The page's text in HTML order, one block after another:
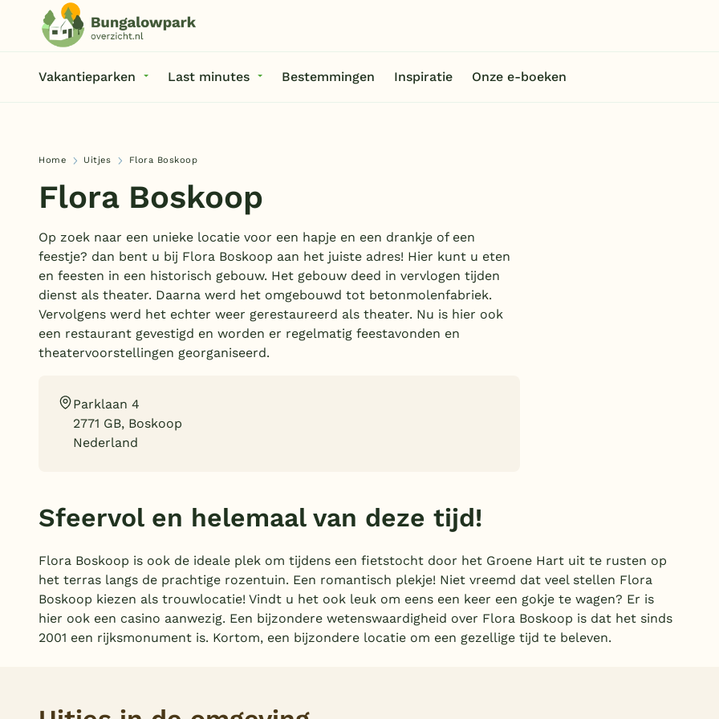
Vakantieparken Last minutes Bestemmingen Inspiratie Onze e-boeken
Home Uitjes Flora Boskoop
Flora Boskoop
Op zoek naar een unieke locatie voor een hapje en een drankje of een
feestje? dan bent u bij Flora Boskoop aan het juiste adres! Hier kunt u eten
en feesten in een historisch gebouw. Het gebouw deed in vervlogen tijden
dienst als theater. Daarna werd het omgebouwd tot betonmolenfabriek.
Vervolgens werd het echter weer gerestaureerd als theater. Nu is hier ook
een restaurant gevestigd en worden er regelmatig feestavonden en
theatervoorstellingen georganiseerd.
Parklaan 4
2771 GB, Boskoop
Nederland
Sfeervol en helemaal van deze tijd!
Flora Boskoop is ook de ideale plek om tijdens een fietstocht door het Groene Hart uit te rusten op
het terras langs de prachtige rozentuin. Een romantisch plekje! Niet vreemd dat veel stellen Flora
Boskoop kiezen als trouwlocatie! Vindt u het ook leuk om eens een keer een gokje te wagen? Er is
hier ook een casino aanwezig. Een bijzondere wetenswaardigheid over Flora Boskoop is dat het sinds
2001 een rijksmonument is. Kortom, een bijzondere locatie om een gezellige tijd te beleven.